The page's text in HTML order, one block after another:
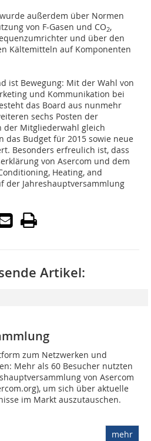
außerdem über Normen
von F-Gasen und CO2,
und über den
Kältemitteln auf Komponenten
ist Bewegung: Mit der Wahl von
und Kommunikation bei
das Board aus nunmehr
sechs Posten der
der Mitgliederwahl gleich
das Budget für 2015 sowie neue
Besonders erfreulich ist, dass
von Asercom und dem
Heating, and
der Jahreshauptversammlung
Artikel:
zum Netzwerken und
Mehr als 60 Besucher nutzten
von Asercom
um sich über aktuelle
im Markt auszutauschen.
mehr